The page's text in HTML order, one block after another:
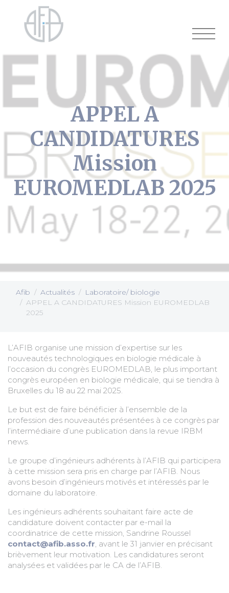
APPEL A
CANDIDATURES
Mission
EUROMEDLAB 2025
Afib Actualités
Laboratoire/ biologie
APPEL A CANDIDATURES Mission EUROMEDLAB
2025
L’AFIB organise une mission d’expertise sur les
nouveautés technologiques en biologie médicale à
l’occasion du congrès EUROMEDLAB, le plus important
congrès européen en biologie médicale, qui se tiendra à
Bruxelles du 18 au 22 mai 2025.
Le but est de faire bénéficier à l’ensemble de la
profession des nouveautés présentées à ce congrès par
l’intermédiaire d’une publication dans la revue IRBM
news.
Le groupe d’ingénieurs adhérents à l’AFIB qui participera
à cette mission sera pris en charge par l’AFIB. Nous
avons besoin d’ingénieurs motivés et intéressés par le
domaine du laboratoire.
Les ingénieurs adhérents souhaitant faire acte de
candidature doivent contacter par e-mail la
coordinatrice de cette mission, Sandrine Roussel
contact@afib.asso.fr, avant le 31 janvier en précisant
brièvement leur motivation. Les candidatures seront
analysées et validées par le CA de l’AFIB.
Cookies management panel